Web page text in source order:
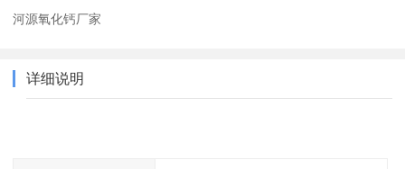
河源氧化钙厂家
详细说明